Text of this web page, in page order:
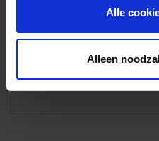
Alle
Alleen